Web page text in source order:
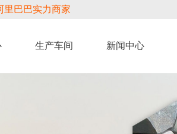
里巴巴实力商家
生产车间 新闻中心